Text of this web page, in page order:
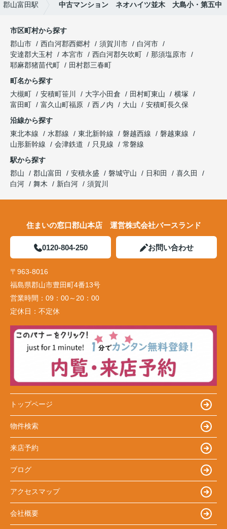
郡山富田駅 中古マンション ネオハイツ並木 大島小・第五中
市区町村から探す
郡山市
西白河郡西郷村 須賀川市
白河市
安達郡大玉村
本宮市 西白河郡矢吹町
那須塩原市
耶麻郡猪苗代町
田村郡三春町
町名から探す
大槻町
安積町笹川 大字小田倉 田村町東山
横塚
富田町
富久山町福原 西ノ内 大山
安積町長久保
沿線から探す
東北本線
水郡線 東北新幹線 磐越西線
磐越東線
山形新幹線
会津鉄道 只見線
常磐線
駅から探す
郡山
郡山富田 安積永盛 磐城守山 日和田
喜久田
白河
舞木 新白河 須賀川
住まいの窓口郡山本店 運営株式会社バースランド
0120-804-250 お問い合わせ
〒963-8016
福島県郡山市豊田町4番13号
営業時間： 09：00～20：00
定休日： 不定休
トップページ
物件検索
来店予約
ブログ
アクセスマップ
会社概要